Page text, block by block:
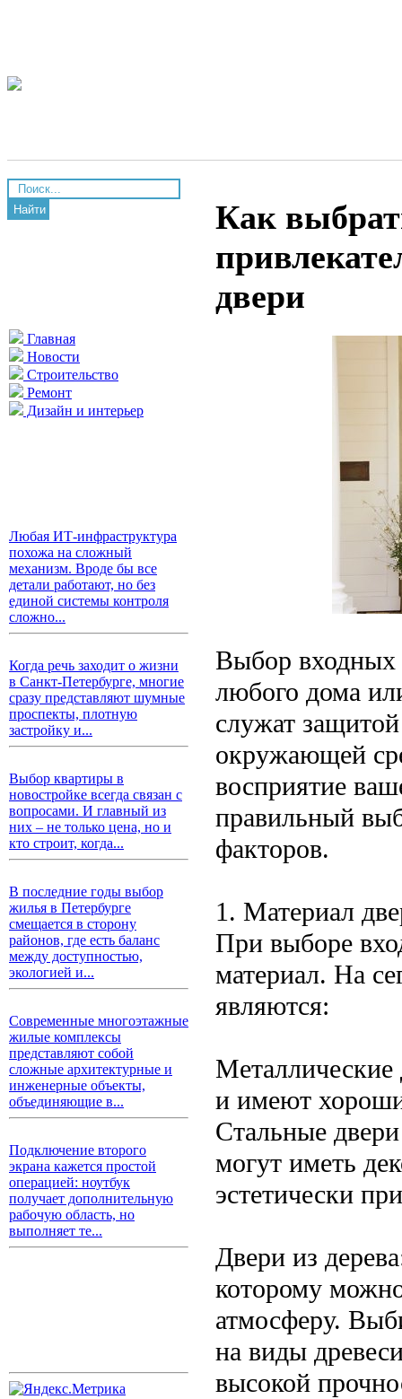
Найти
Главная
Новости
Строительство
Ремонт
Дизайн и интерьер
Любая ИТ-инфраструктура
похожа на сложный
механизм. Вроде бы все
детали работают, но без
единой системы контроля
сложно...
Когда речь заходит о жизни
в Санкт-Петербурге, многие
сразу представляют шумные
проспекты, плотную
застройку и...
Выбор квартиры в
новостройке всегда связан с
вопросами. И главный из
них – не только цена, но и
кто строит, когда...
В последние годы выбор
жилья в Петербурге
смещается в сторону
районов, где есть баланс
между доступностью,
экологией и...
Современные многоэтажные
жилые комплексы
представляют собой
сложные архитектурные и
инженерные объекты,
объединяющие в...
Подключение второго
экрана кажется простой
операцией: ноутбук
получает дополнительную
рабочую область, но
выполняет те...
Как
двери
Выбор входных
любого дома
служат
окружающей
восприятие
правильный
факторов.
1. Материал
При выборе
материал. На
являются:
и имеют
Стальные
могут иметь
эстетически
Двери из
которому
атмосферу.
на виды
высокой